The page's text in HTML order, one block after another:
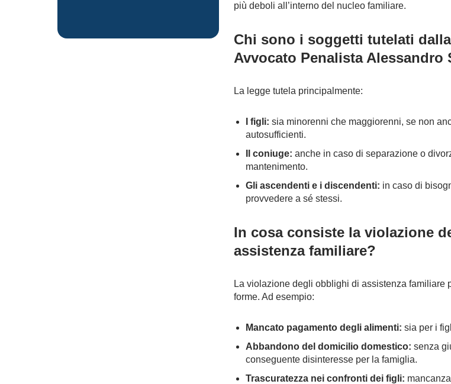
più deboli all’interno del nucleo familiare.
Chi sono i soggetti tutelati
Avvocato Penalista Alessandro
La legge tutela principalmente:
I figli: sia minorenni che maggiorenni, se non
autosufficienti.
Il coniuge: anche in caso di separazione o
mantenimento.
Gli ascendenti e i discendenti: in caso di
provvedere a sé stessi.
In cosa consiste la violazione
assistenza familiare?
La violazione degli obblighi di assistenza familiare
forme. Ad esempio:
Mancato pagamento degli alimenti: sia per i
Abbandono del domicilio domestico: senza
conseguente disinteresse per la famiglia.
Trascuratezza nei confronti dei figli: